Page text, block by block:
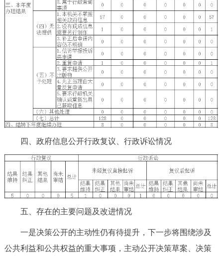
四、政府信息公开行政复议、行政诉讼情况
五、存在的主要问题及改进情况
一是决策公开的主动性仍有待提升，下一步将围绕涉及
公共利益和公共权益的重大事项，主动公开决策草案、决策